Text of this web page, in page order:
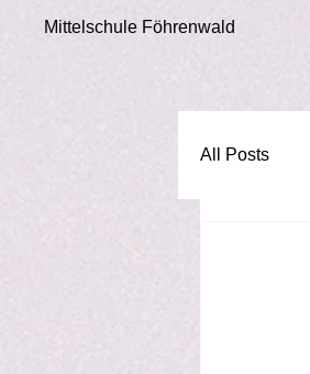
Mittelschule Föhrenwald
All Posts